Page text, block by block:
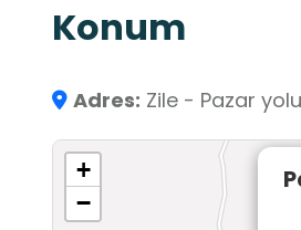
Konum
Adres: Zile - Pazar
+
−